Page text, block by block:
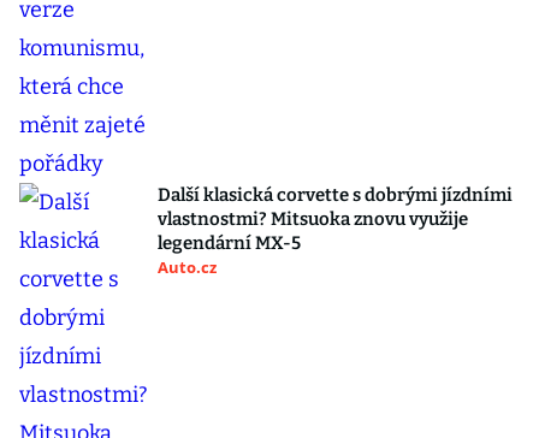
Další klasická corvette s dobrými jízdními
vlastnostmi? Mitsuoka znovu využije
legendární MX-5
Auto.cz